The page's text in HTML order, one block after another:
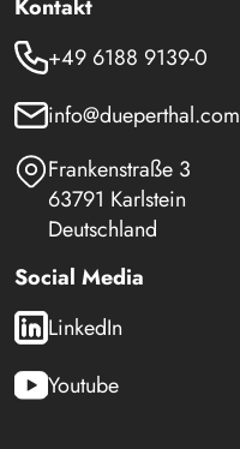
Kontakt
+49 6188 9139-0
info@dueperthal.com
Frankenstraße 3
63791 Karlstein
Deutschland
Social Media
LinkedIn
Youtube